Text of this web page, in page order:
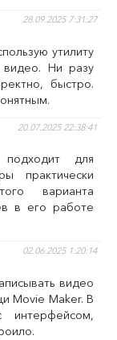
28.09.2025 7:31:27
утилиту
видео. Ни разу
быстро.
20.07.2025 22:38:41
для
практически
варианта
в его работе
02.06.2025 1:20:14
видео
Movie Maker. В